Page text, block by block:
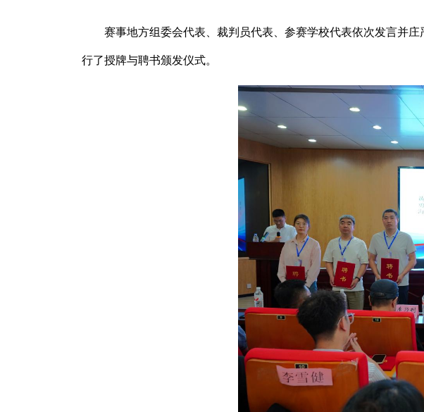
赛事地方组委会代表、裁判员代表、参赛学校代表依次发言并
行了授牌与聘书颁发仪式。